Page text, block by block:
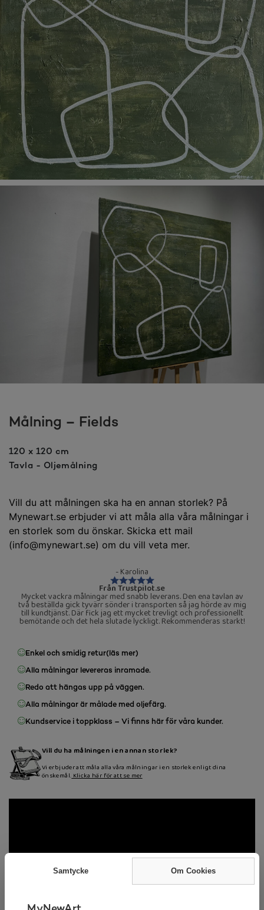
Målning – Fields
120 x 120 cm
Tavla - Oljemålning
Vill du att målningen ska ha en annan storlek? På
Mynewart.se erbjuder vi att måla alla våra målningar i
en storlek som du önskar. Skicka ett mail
(info@mynewart.se) om du vill veta mer.
- Karolina
Från Trustpilot.se
Mycket vackra målningar med snabb leverans. Den ena tavlan av
två beställda gick tyvärr sönder i transporten så jag hörde av mig
till kundtjänst. Där fick jag ett mycket trevligt och professionellt
bemötande och det hela slutade lyckligt. Rekommenderas starkt!
Enkel och smidig retur(läs mer)
Alla målningar levereras inramade.
Redo att hängas upp på väggen.
Alla målningar är målade med oljefärg.
Kundservice i toppklass – Vi finns här för våra kunder.
Vill du ha målningen i en annan storlek?
Vi erbjuder att måla alla våra målningar i en storlek enligt dina
önskemål.Klicka här för att se mer
Samtycke Om Cookies